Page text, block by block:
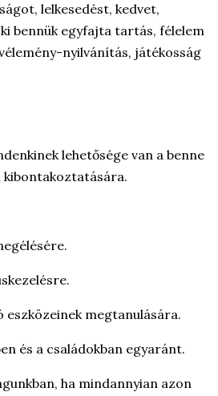
lelkesedést, kedvet,
bennük egyfajta tartás, félelem
nyilvánítás, játékosság
lehetősége van a benne
eszközeinek megtanulására.
és a családokban egyaránt.
ha mindannyian azon